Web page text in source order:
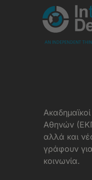
Αθηνών
αλλά και
γράφουν
κοινωνία.